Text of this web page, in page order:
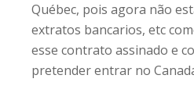
Québec, pois agora não
extratos bancarios, etc
esse contrato assinado e
pretender entrar no